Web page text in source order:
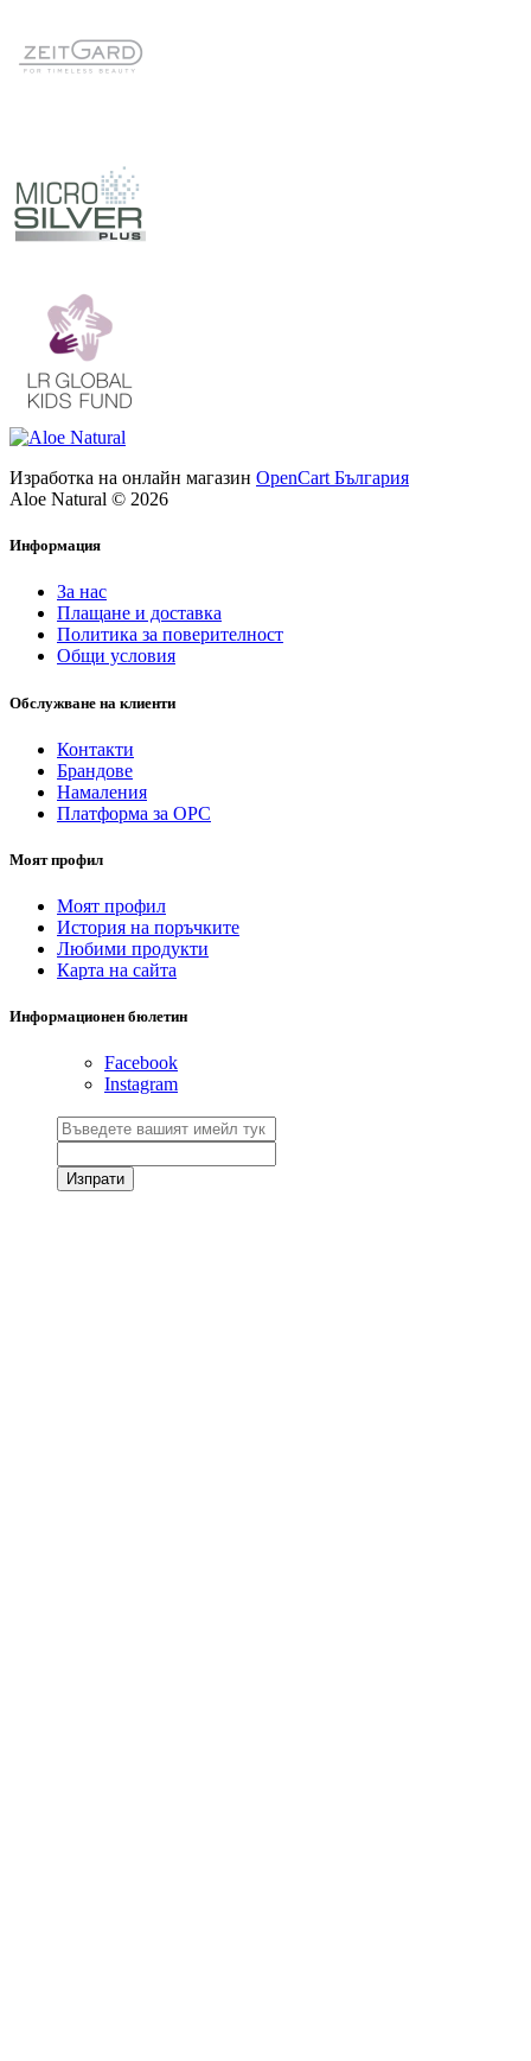
Изработка на онлайн магазин OpenCart България
Aloe Natural © 2026
Информация
За нас
Плащане и доставка
Политика за поверителност
Общи условия
Обслужване на клиенти
Контакти
Брандове
Намаления
Платформа за ОРС
Моят профил
Моят профил
История на поръчките
Любими продукти
Карта на сайта
Информационен бюлетин
Facebook
Instagram